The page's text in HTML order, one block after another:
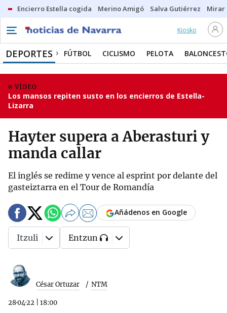
Encierro Estella cogida Merino Amigó Salva Gutiérrez Mirar
Kiosko
DEPORTES FÚTBOL CICLISMO PELOTA
VÍDEO
Los mansos repiten susto en los encierros de Estella-
Lizarra
Hayter supera a Aberasturi y
manda callar
El inglés se redime y vence al esprint por delante del
gasteiztarra en el Tour de Romandía
César Ortuzar NTM
28·04·22 18:00
Añádenos en Google
Itzuli Entzun